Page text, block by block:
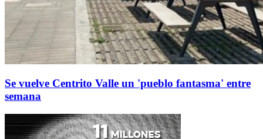
Se vuelve Centrito Valle un 'pueblo fantasma' entre
semana